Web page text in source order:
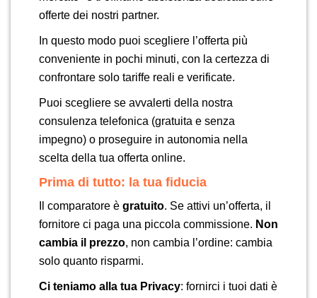
offerte dei nostri partner.
In questo modo puoi scegliere l’offerta più
conveniente in pochi minuti, con la certezza di
confrontare solo tariffe reali e verificate.
Puoi scegliere se avvalerti della nostra
consulenza telefonica (gratuita e senza
impegno) o proseguire in autonomia nella
scelta della tua offerta online.
Prima di tutto: la tua fiducia
Il comparatore è gratuito. Se attivi un’offerta, il
fornitore ci paga una piccola commissione. Non
cambia il prezzo, non cambia l’ordine: cambia
solo quanto risparmi.
Ci teniamo alla tua Privacy: fornirci i tuoi dati è